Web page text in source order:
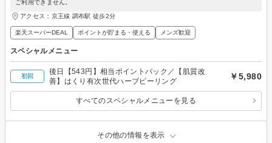
ご利用できません。
アクセス：京王線 調布駅 徒歩2分
楽天スーパーDEAL ポイントが貯まる・使える メンズ歓迎
スペシャルメニュー
初回
後日【543円】相当ポイントバック／【肌質改
善】はくり有次世代ハーブピーリング
￥5,980
すべてのスペシャルメニューを見る
その他の情報を表示